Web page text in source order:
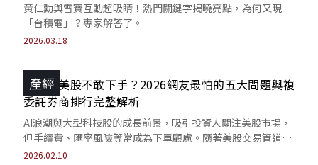
黃仁勳與雪寶互動超吸睛！熱門關鍵字揭曉亮點，為何又現
「台積電」？專家解答了。
2026.03.18
產經
想投資美股不敢下手？2026網友最怕的五大問題與複
委託券商排行完整解析
AI浪潮與大型科技股的成長前景，吸引投資人關注美股市場，
但手續費、匯率風險等常成為下單顧慮。隨著美股交易管道與
券商服務日益多元，相關痛點逐漸獲改善。
2026.02.10